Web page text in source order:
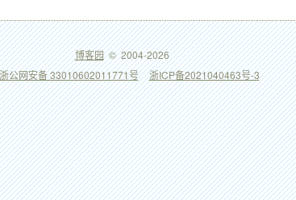
博客园© 2004-2026
公网安备 33010602011771号
浙ICP备2021040463号-3